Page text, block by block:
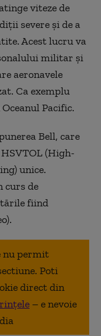
viteze de
severe și de a
Acest lucru va
militar și
aeronavele
Ca exemplu
Pacific.
Bell, care
(High-
unice.
curs de
fiind
nu permit
Poti
direct din
– e nevoie